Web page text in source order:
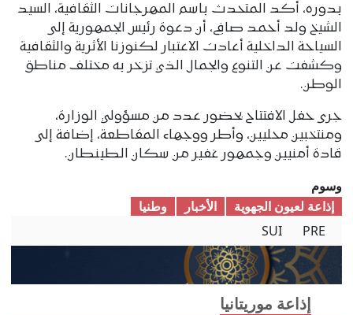
بدوره، أكد المتحدث باسم المهرجانات الثقافية، السيد
الشيخ ولد أحمد صافي، أن دعوة رئيس الجمهورية إلى
السياحة الداخلية أعادت الاعتبار لكنوزنا الأثرية والثقافية
وكشفت عن التنوع والجمال الذي تزخر به مختلف مناطق
الوطن.
جرى حفل الافتتاح بحضور عدد من مسؤولي الوزارة،
ومنتخبين محليين، وأطر ووجهاء المقاطعة، إضافة إلى
قادة أمنيين وجمهور غفير من سكان الطينطان.
وسوم
إذاعة لعيون الجهوية
الأخبار
وطنیا
PRE
SUI
إذاعة موريتانيا